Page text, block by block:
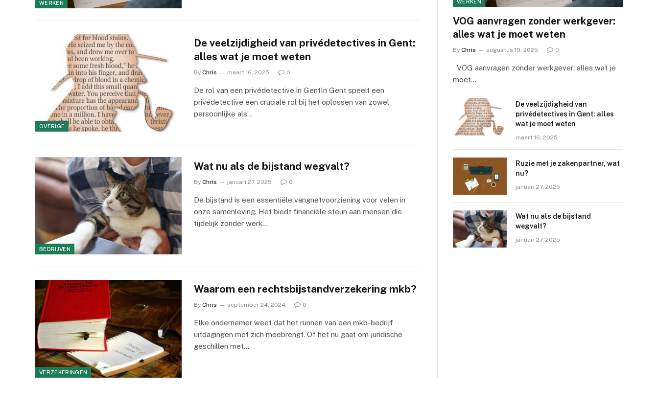
WERKEN
OVERIGE
De veelzijdigheid van privédetectives in Gent:
alles wat je moet weten
By Chris maart 16, 2025 0
De rol van een privédetective in GentIn Gent speelt een
privédetective een cruciale rol bij het oplossen van zowel
persoonlijke als…
BEDRIJVEN
Wat nu als de bijstand wegvalt?
By Chris januari 27, 2025 0
De bijstand is een essentiële vangnetvoorziening voor velen in
onze samenleving. Het biedt financiële steun aan mensen die
tijdelijk zonder werk…
VERZEKERINGEN
Waarom een rechtsbijstandverzekering mkb?
By Chris september 24, 2024 0
Elke ondernemer weet dat het runnen van een mkb-bedrijf
uitdagingen met zich meebrengt. Of het nu gaat om juridische
geschillen met…
WERKEN
VOG aanvragen zonder werkgever:
alles wat je moet weten
By Chris augustus 19, 2025 0
VOG aanvragen zonder werkgever: alles wat je
moet…
De veelzijdigheid van
privédetectives in Gent: alles
wat je moet weten
maart 16, 2025
Ruzie met je zakenpartner, wat
nu?
januari 27, 2025
Wat nu als de bijstand
wegvalt?
januari 27, 2025